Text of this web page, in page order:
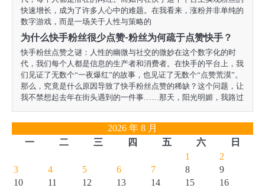
快速增长，成为了许多人心中的难题。在我看来，涨粉并非单纯的
数字游戏，而是一场关于人性与策略的
为什么快手粉丝很少点赞-粉丝为何疏于点赞快手？
快手粉丝点赞之谜：人性的幽微与社交的微妙在这个数字化的时
代，我们每个人都是信息的生产者和消费者。在快手的平台上，我
们见证了无数个“一夜爆红”的故事，也见证了无数个“点赞荒漠”。
那么，究竟是什么原因导致了快手粉丝点赞的稀缺？这个问题，让
我不禁想起去年在街头遇到的一件事……那天，阳光明媚，我路过
2026 年 8 月
一
二 三 四 五 六
日
1
2
3
4 5 6 7 8
9
10
11 12 13 14 15
16